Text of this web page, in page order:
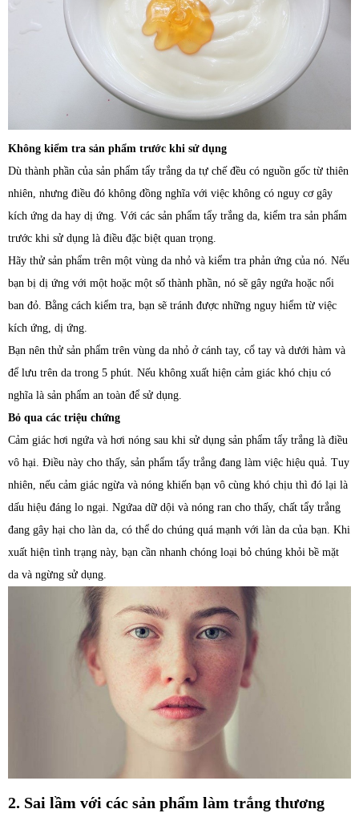
Không kiểm tra sản phẩm trước khi sử dụng
Dù thành phần của sản phẩm tẩy trắng da tự chế đều có nguồn gốc từ thiên
nhiên, nhưng điều đó không đồng nghĩa với việc không có nguy cơ gây
kích ứng da hay dị ứng. Với các sản phẩm tẩy trắng da, kiểm tra sản phẩm
trước khi sử dụng là điều đặc biệt quan trọng.
Hãy thử sản phẩm trên một vùng da nhỏ và kiểm tra phản ứng của nó. Nếu
bạn bị dị ứng với một hoặc một số thành phần, nó sẽ gây ngứa hoặc nổi
ban đỏ. Bằng cách kiểm tra, bạn sẽ tránh được những nguy hiểm từ việc
kích ứng, dị ứng.
Bạn nên thử sản phẩm trên vùng da nhỏ ở cánh tay, cổ tay và dưới hàm và
để lưu trên da trong 5 phút. Nếu không xuất hiện cảm giác khó chịu có
nghĩa là sản phẩm an toàn để sử dụng.
Bỏ qua các triệu chứng
Cảm giác hơi ngứa và hơi nóng sau khi sử dụng sản phẩm tẩy trắng là điều
vô hại. Điều này cho thấy, sản phẩm tẩy trắng đang làm việc hiệu quả. Tuy
nhiên, nếu cảm giác ngừa và nóng khiến bạn vô cùng khó chịu thì đó lại là
dấu hiệu đáng lo ngại. Ngứaa dữ dội và nóng ran cho thấy, chất tẩy trắng
đang gây hại cho làn da, có thể do chúng quá mạnh với làn da của bạn. Khi
xuất hiện tình trạng này, bạn cần nhanh chóng loại bỏ chúng khỏi bề mặt
da và ngừng sử dụng.
2. Sai lầm với các sản phẩm làm trắng thương